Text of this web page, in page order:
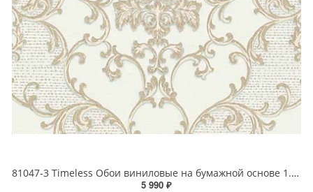
81047-3 Timeless Обои виниловые на бумажной основе 1.06*15.5
5 990 ₽